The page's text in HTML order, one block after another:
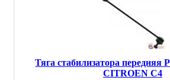
Тяга стабилизатора передняя
CITROEN C4